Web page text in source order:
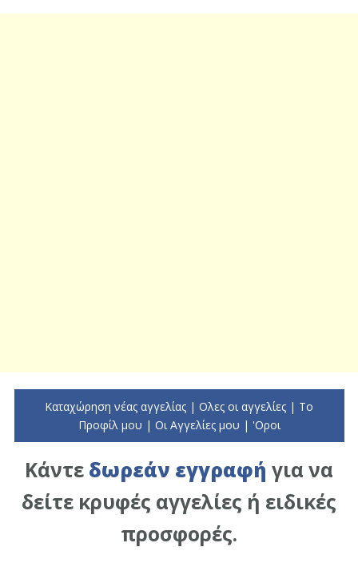
Καταχώρηση νέας αγγελίας | Ολες οι αγγελίες | To
Προφίλ μου | Οι Αγγελίες μου | 'Οροι
Κάντε δωρεάν εγγραφή για να
δείτε κρυφές αγγελίες ή ειδικές
προσφορές.